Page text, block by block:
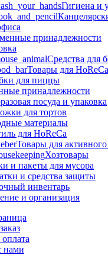
Гигиена и
принадлежности
Средства для
Товары для
для пиццы
принадлежности
посуда и упаковка
для тортов
материалы
для HoReCa
Товары для
Хозтовары
и пакеты для мусора
и средства защиты
инвентарь
и организация
нами